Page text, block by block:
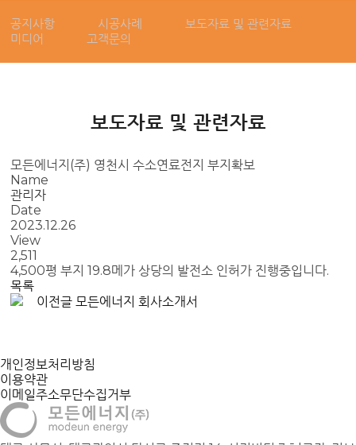
공지사항 시공사례
보도자료 및 관련자료
미디어
고객문의
보도자료 및 관련자료
모든에너지(주) 영천시 수소연료전지 부지확보
Name
관리자
Date
2023.12.26
View
2,511
4,500평 부지 19.8메가 상당의 발전소 인허가 진행중입니다.
목록
이전글 모든에너지 회사소개서
개인정보처리방침
이용약관
이메일주소무단수집거부